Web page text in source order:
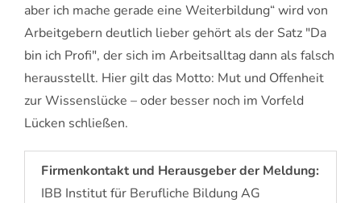
aber ich mache gerade eine Weiterbildung“ wird von
Arbeitgebern deutlich lieber gehört als der Satz "Da
bin ich Profi", der sich im Arbeitsalltag dann als falsch
herausstellt. Hier gilt das Motto: Mut und Offenheit
zur Wissenslücke – oder besser noch im Vorfeld
Lücken schließen.
Firmenkontakt und Herausgeber der Meldung:
IBB Institut für Berufliche Bildung AG